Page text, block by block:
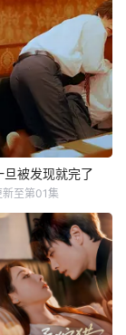
旦被发现就完了
新至第01集